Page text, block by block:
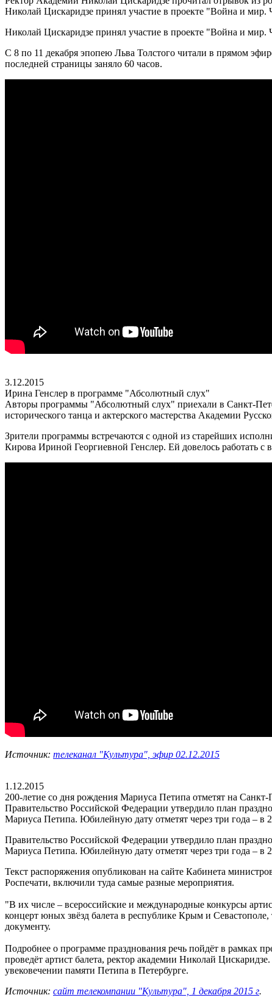
Николай Цискаридзе принял участие в проекте "Война и
Николай Цискаридзе принял участие в проекте "Война и
С 8 по 11 декабря эпопею Льва Толстого читали в прямом
последней страницы заняло 60 часов.
3.12.2015
Ирина Генслер в программе "Абсолютный слух"
Авторы программы "Абсолютный слух" приехали в Санкт-
исторического танца и актерского мастерства Академии
Зрители программы встречаются с одной из старейших
Кирова Ириной Георгиевной Генслер. Ей довелось
Источник: телеканал "Культура", эфир 02.12.2015
1.12.2015
200-летие со дня рождения Мариуса Петипа отметят на
Правительство Российской Федерации утвердило план
Мариуса Петипа. Юбилейную дату отметят через три года – в
Правительство Российской Федерации утвердило план
Мариуса Петипа. Юбилейную дату отметят через три года – в
Текст распоряжения опубликован на сайте Кабинета
Роспечати, включили туда самые разные мероприятия.
"В их числе – всероссийские и международные конкурсы
концерт юных звёзд балета в республике Крым и Севастополе,
документу.
Подробнее о программе празднования речь пойдёт в рамках
проведёт артист балета, ректор академии Николай
увековечении памяти Петипа в Петербурге.
Источник: сайт телекомпании "Культура", 1 декабря 2015 г.